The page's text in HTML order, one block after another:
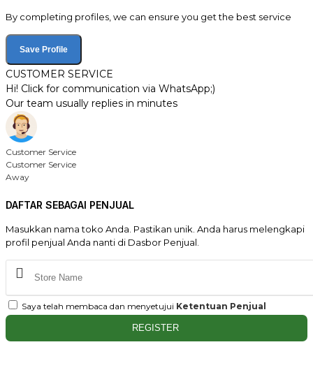
By completing profiles, we can ensure you get the best service
Save Profile
CUSTOMER SERVICE
Hi! Click for communication via WhatsApp;)
Our team usually replies in minutes
Customer Service
Customer Service
Away
DAFTAR SEBAGAI PENJUAL
Masukkan nama toko Anda. Pastikan unik. Anda harus melengkapi
profil penjual Anda nanti di Dasbor Penjual.
Saya telah membaca dan menyetujui Ketentuan Penjual
REGISTER